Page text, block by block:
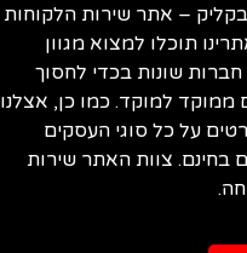
– אתר שירות הלקוחות
תוכלו למצוא מגוון
שונות בכדי לחסוך
ממוקד למוקד. כמו כן, אצלנו
על כל סוגי העסקים
בחינם. צוות האתר שירות